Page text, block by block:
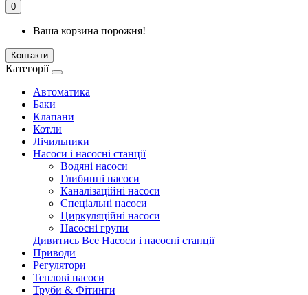
0
Ваша корзина порожня!
Контакти
Категорії
Автоматика
Баки
Клапани
Котли
Лічильники
Насоси і насосні станції
Водяні насоси
Глибинні насоси
Каналізаційні насоси
Спеціальні насоси
Циркуляційні насоси
Насосні групи
Дивитись Все Насоси і насосні станції
Приводи
Регулятори
Теплові насоси
Труби & Фітинги